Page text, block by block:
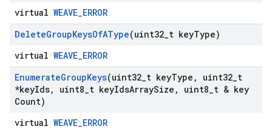
virtual WEAVE_ERROR
DeleteGroupKeysOfAType(uint32 t keyType)
virtual WEAVE_ERROR
EnumerateGroupKeys(uint32 t keyType , uint32 t
*keyIds, uint8 t keyIdsArraySize , uint8 t & key
Count)
virtual WEAVE_ERROR